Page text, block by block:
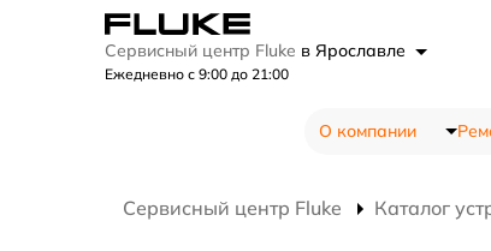
Сервисный центр Fluke в Ярославле
Ежедневно с 9:00 до 21:00
О компании
Сервисный центр Fluke Каталог